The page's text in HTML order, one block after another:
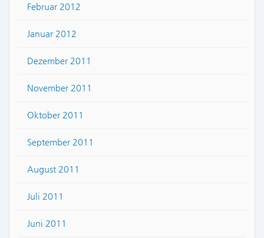
Februar 2012
Januar 2012
Dezember 2011
November 2011
Oktober 2011
September 2011
August 2011
Juli 2011
Juni 2011